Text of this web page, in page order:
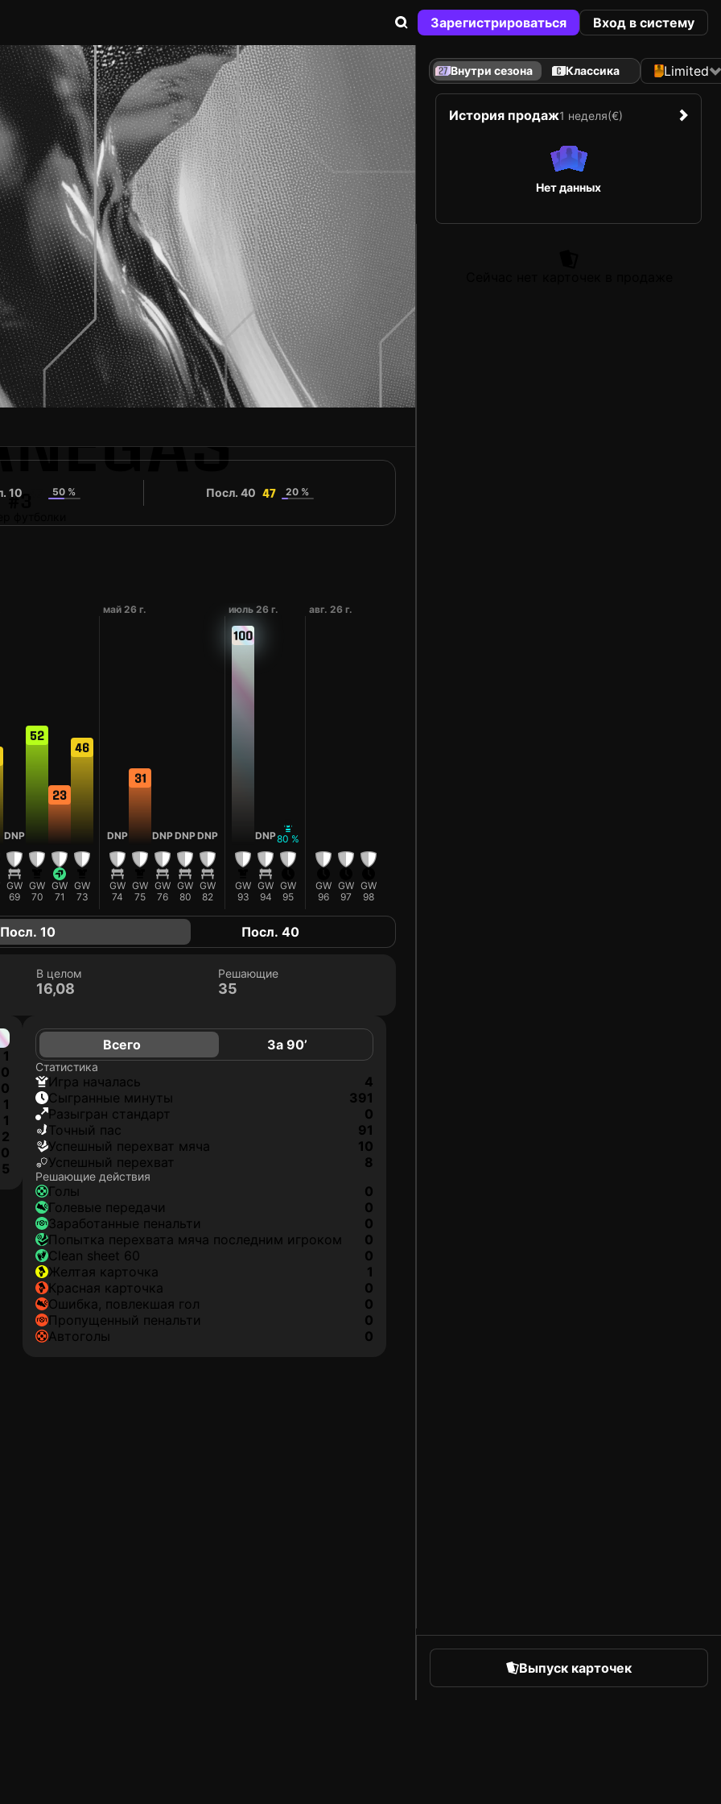
Зарегистрироваться Вход в систему
#3
футболки
10 50 % Посл. 40 47 20 %
DNP
GW
69
52
GW
70
23
GW
71
46
GW
73
май 26 г.
DNP
GW
74
31
GW
75
DNP
GW
76
DNP
GW
80
DNP
GW
82
июль 26 г.
100
GW
93
DNP
GW
94
D
80 %
GW
95
авг. 26 г.
GW
96
GW
97
GW
98
Посл. 10 Посл. 40
В целом
16,08
Решающие
35
1
0
0
1
1
2
0
5
Всего За 90’
Статистика
игра началась
4
сыгранные минуты
391
разыгран стандарт
0
точный пас
91
успешный перехват мяча
10
успешный перехват
8
Решающие действия
голы
0
голевые передачи
0
заработанные пенальти
0
попытка перехвата мяча последним игроком
0
clean sheet 60
0
желтая карточка
1
красная карточка
0
ошибка, повлекшая гол
0
пропущенный пенальти
0
автоголы
0
Внутри сезона Классика Limited
История продаж1 неделя(€)
Нет данных
Выпуск карточек